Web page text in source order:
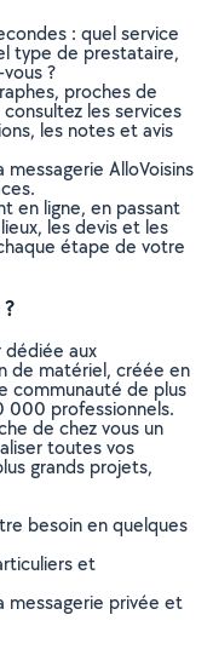
: quel service
type de prestataire,
?
proches de
les services
les notes et avis
AlloVoisins
en ligne, en passant
les devis et les
étape de votre
dédiée aux
de matériel, créée en
communauté de plus
000 professionnels.
de chez vous un
toutes vos
grands projets,
besoin en quelques
et
messagerie privée et